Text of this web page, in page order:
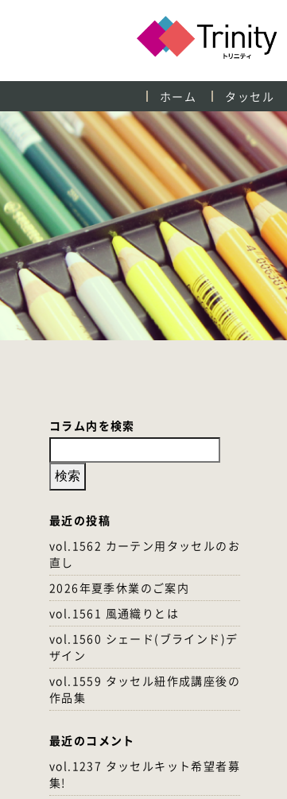
ホーム タッセル
コラム内を検索
最近の投稿
vol.1562 カーテン用タッセルのお
直し
2026年夏季休業のご案内
vol.1561 風通織りとは
vol.1560 シェード(ブラインド)デ
ザイン
vol.1559 タッセル紐作成講座後の
作品集
最近のコメント
vol.1237 タッセルキット希望者募
集!